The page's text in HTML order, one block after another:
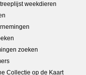
weekdieren
zoeken
Collectie op de Kaart